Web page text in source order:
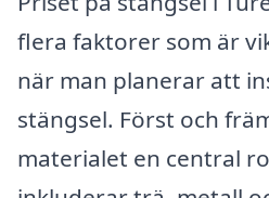
flera faktorer som är
när man planerar att
stängsel. Först och
materialet en central